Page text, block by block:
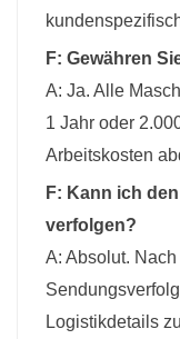
F: Gewähren
A: Ja. Alle
1 Jahr oder
Arbeitskosten
F: Kann ich
verfolgen?
A: Absolut.
Logistikdetails